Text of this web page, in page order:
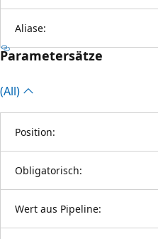
Aliase:
Parametersätze
(All)
Position:
Obligatorisch:
Wert aus Pipeline: